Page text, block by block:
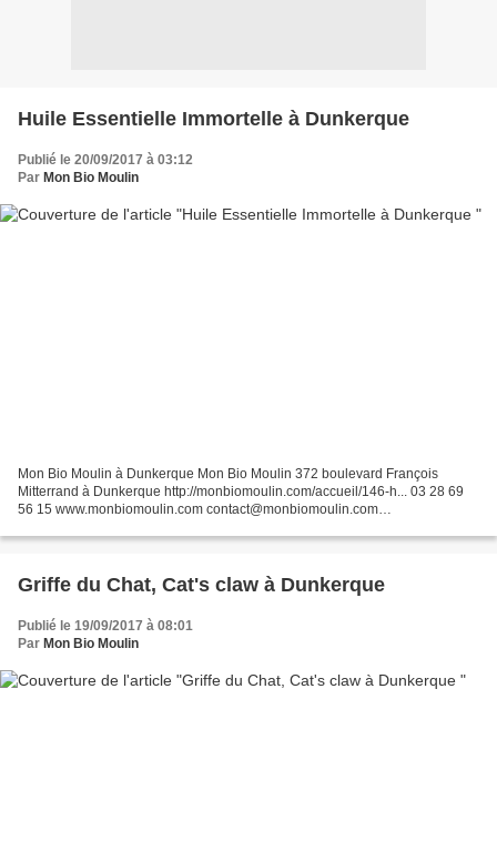
Huile Essentielle Immortelle à Dunkerque
Publié le 20/09/2017 à 03:12
Par Mon Bio Moulin
Mon Bio Moulin à Dunkerque Mon Bio Moulin 372 boulevard François
Mitterrand à Dunkerque http://monbiomoulin.com/accueil/146-h... 03 28 69
56 15 www.monbiomoulin.com contact@monbiomoulin.com
Griffe du Chat, Cat's claw à Dunkerque
Publié le 19/09/2017 à 08:01
Par Mon Bio Moulin